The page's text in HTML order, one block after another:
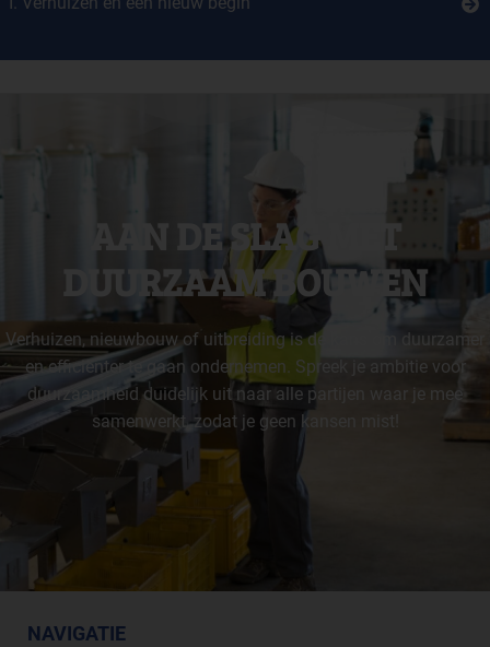
AAN DE SLAG MET
DUURZAAM BOUWEN
Verhuizen, nieuwbouw of uitbreiding is de kans om duurzamer
en efficiënter te gaan ondernemen. Spreek je ambitie voor
duurzaamheid duidelijk uit naar alle partijen waar je mee
samenwerkt, zodat je geen kansen mist!
NAVIGATIE